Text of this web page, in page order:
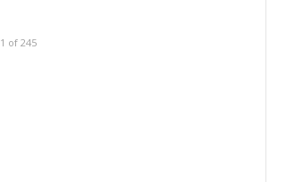
1 of 245